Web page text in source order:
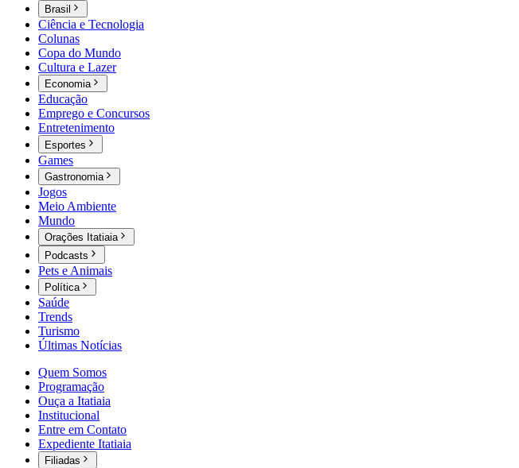
Brasil
Ciência e Tecnologia
Colunas
Copa do Mundo
Cultura e Lazer
Economia
Educação
Emprego e Concursos
Entretenimento
Esportes
Games
Gastronomia
Jogos
Meio Ambiente
Mundo
Orações Itatiaia
Podcasts
Pets e Animais
Política
Saúde
Trends
Turismo
Últimas Notícias
Quem Somos
Programação
Ouça a Itatiaia
Institucional
Entre em Contato
Expediente Itatiaia
Filiadas